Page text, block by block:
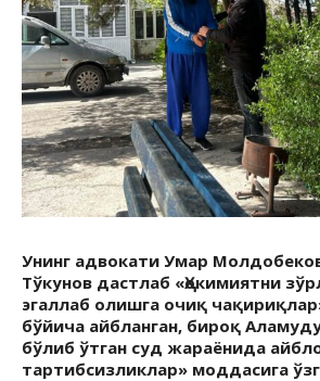
Унинг адвокати Умар
Тўкунов дастлаб «Ҳокимиятни
эгаллаб олишга очиқ
бўйича айбланган, бироқ
бўлиб ўтган суд жараёнида
тартибсизликлар» моддасига